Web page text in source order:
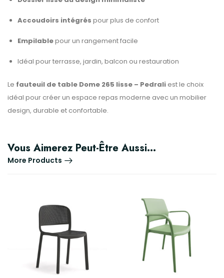
Accoudoirs intégrés pour plus de confort
Empilablepour un rangement facile
Idéal pour terrasse, jardin, balcon ou restauration
Le fauteuil de table Dome 265 lisse – Pedrali est le choix
idéal pour créer un espace repas moderne avec un mobilier
design, durable et confortable.
Vous Aimerez Peut-Être Aussi…
More Products